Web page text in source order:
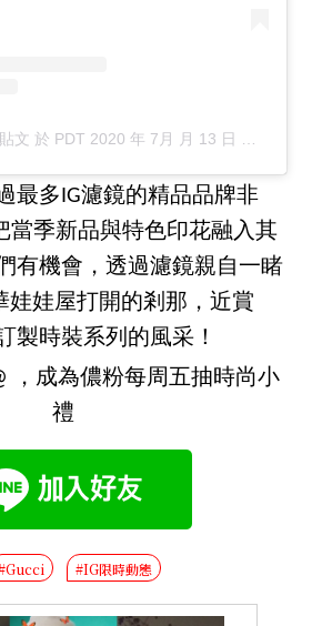
文 於 PDT 2020 年 7月 月 13 日 下午 9:35
最多IG濾鏡的精品品牌非
當季新品與特色印花融入其
有機會，透過濾鏡親自一睹
娃娃屋打開的剎那，近賞
製時裝系列的風采！
，成為儂粉每周五抽時尚小
禮
#IG限時動態